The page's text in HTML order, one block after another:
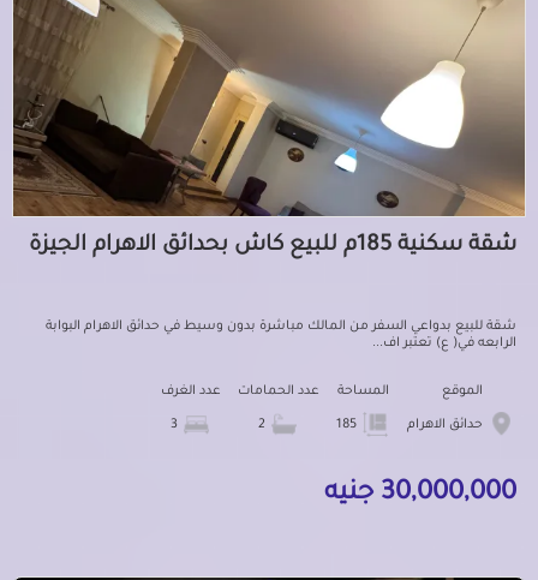
شقة سكنية 185م للبيع كاش بحدائق الاهرام الجيزة
شقة للبيع بدواعي السفر من المالك مباشرة بدون وسيط في حدائق الاهرام البوابة
الرابعه في( ع) تعتبر اف...
الموقع
حدائق الاهرام
المساحة عدد الحمامات عدد الغرف
30,000,000 جنيه